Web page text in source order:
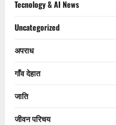
Tecnology & AI News
Uncategorized
अपराध
गाँव देहात
जाति
जीवन परिचय